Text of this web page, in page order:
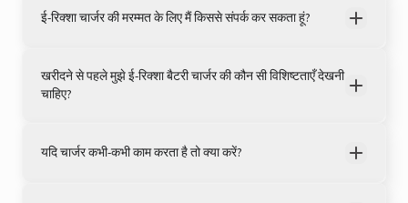
A post shared by LivguardEnergy (@livguardenergy)
ई-रिक्शा चार्जर की मरम्मत के लिए मैं किससे संपर्क कर सकता हूं?
खरीदने से पहले मुझे ई-रिक्शा बैटरी चार्जर की कौन सी विशिष्टताएँ देखनी
चाहिए?
यदि चार्जर कभी-कभी काम करता है तो क्या करें?